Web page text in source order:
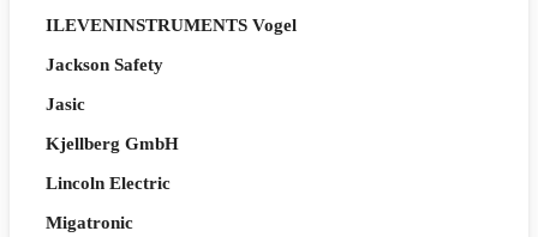
ILEVENINSTRUMENTS Vogel
Jackson Safety
Jasic
Kjellberg GmbH
Lincoln Electric
Migatronic